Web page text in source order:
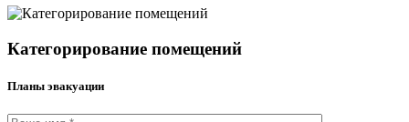
Категорирование помещений
Планы эвакуации